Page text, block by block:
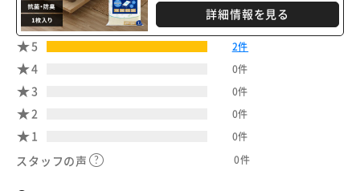
詳細情報を見る
5 2件
4 0件
3 0件
2 0件
1 0件
スタッフの声 0件